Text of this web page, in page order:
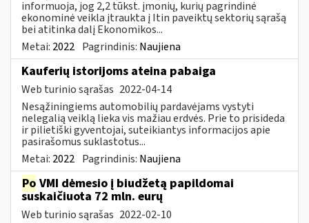
informuoja, jog 2,2 tūkst. įmonių, kurių pagrindinė
ekonominė veikla įtraukta į Itin paveiktų sektorių sąrašą
bei atitinka dalį Ekonomikos...
Metai: 2022 Pagrindinis: Naujiena
Kauferių istorijoms ateina pabaiga
Web turinio sąrašas 2022-04-14
Nesąžiningiems automobilių pardavėjams vystyti
nelegalią veiklą lieka vis mažiau erdvės. Prie to prisideda
ir pilietiški gyventojai, suteikiantys informacijos apie
pasirašomus suklastotus...
Metai: 2022 Pagrindinis: Naujiena
Po VMI dėmesio į biudžetą papildomai
suskaičiuota 72 mln. eurų
Web turinio sąrašas 2022-02-10